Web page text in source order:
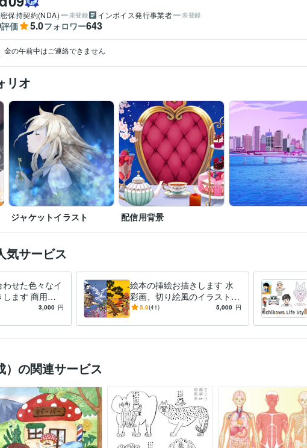
保持契約(NDA) 未登録 インボイス発行事業者 未登録
評価 5.0フォロワー643
金の午前中はご連絡できません
リオ
ジャケットイラスト 配信用背景
気サービス
せた色々なイ
ます 商用利
・パンフ等の
3,000 円
絵本の挿絵お描きします 水
彩画、切り絵風のイラストで
あなたの絵本の世界を表現し
5.0(41) 5,000 円
）の関連サービス